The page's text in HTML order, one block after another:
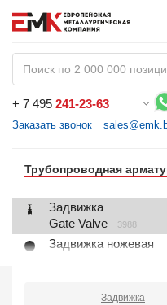
+ 7 495 241-23-63
Заказать звонок
Трубопроводная
Задвижка
Gate Valve
3988
Задвижка ножевая
Globe Valve
2191
Задвижка